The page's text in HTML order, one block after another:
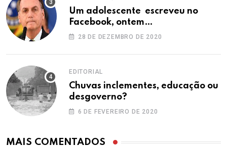
Um adolescente escreveu no
Facebook, ontem…
28 DE DEZEMBRO DE 2020
EDITORIAL
Chuvas inclementes, educação ou
desgoverno?
6 DE FEVEREIRO DE 2020
MAIS COMENTADOS